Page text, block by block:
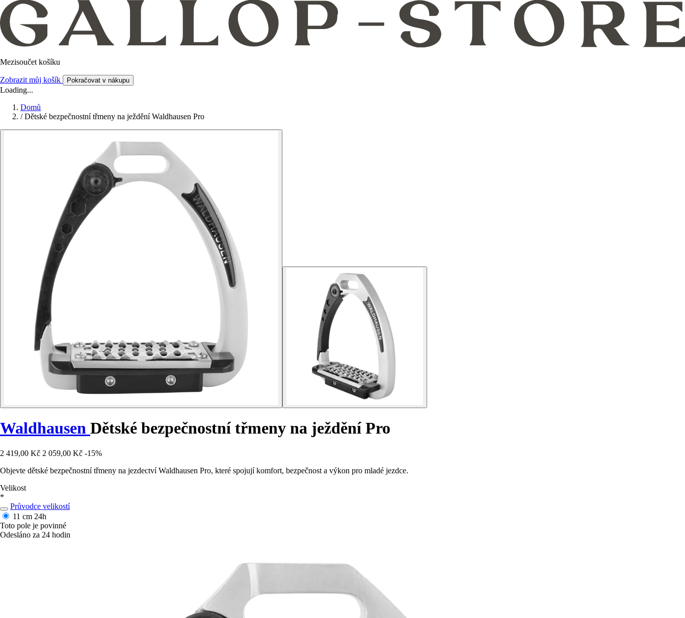
Mezisoučet košíku
Zobrazit můj košík Pokračovat v nákupu
Loading...
Domů
/ Dětské bezpečnostní třmeny na ježdění Waldhausen Pro
Waldhausen Dětské bezpečnostní třmeny na ježdění Pro
2 419,00 Kč 2 059,00 Kč -15%
Objevte dětské bezpečnostní třmeny na jezdectví Waldhausen Pro, které spojují komfort, bezpečnost a výkon pro mladé jezdce.
Velikost
*
Průvodce velikostí
11 cm 24h
Toto pole je povinné
Odesláno za 24 hodin